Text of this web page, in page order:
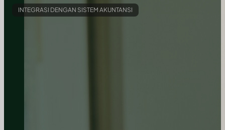
INTEGRASI DENGAN SISTEM AKUNTANSI